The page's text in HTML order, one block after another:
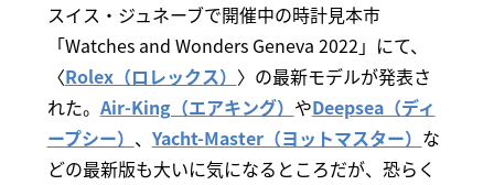
スイス・ジュネーブで開催中の時計見本市
「Watches and Wonders Geneva 2022」にて、
〈Rolex（ロレックス） 〉の最新モデルが発表さ
れた。 Air-King（エアキング） やDeepsea（ディ
ープシー） 、 Yacht-Master（ヨットマスター） な
どの最新版も大いに気になるところだが、恐らく